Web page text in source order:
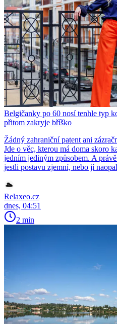
Belgičanky po 60 nosí tenhle typ
přitom zakryje bříško
Žádný zahraniční patent ani
Jde o věc, kterou má doma skoro
jedním jediným způsobem. A
jestli postavu zjemní, nebo jí
Relaxeo.cz
dnes, 04:51
2 min